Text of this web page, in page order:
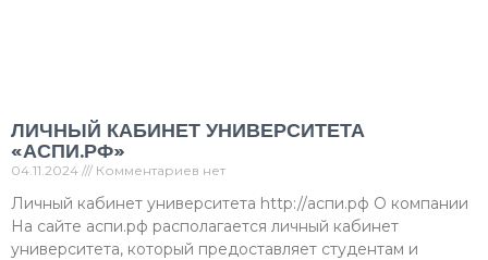
ЛИЧНЫЙ КАБИНЕТ УНИВЕРСИТЕТА
«АСПИ.РФ»
04.11.2024 Комментариев нет
Личный кабинет университета http://аспи.рф О компании
На сайте аспи.рф располагается личный кабинет
университета, который предоставляет студентам и